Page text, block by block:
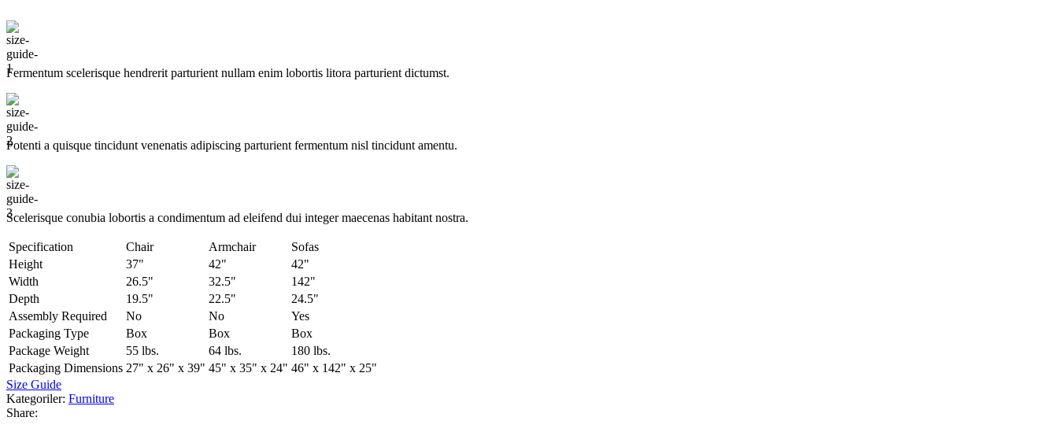
Fermentum scelerisque hendrerit parturient nullam enim lobortis litora parturient dictumst.
Potenti a quisque tincidunt venenatis adipiscing parturient fermentum nisl tinciduntamentu.
Scelerisque conubia lobortis a condimentum ad eleifend dui integer maecenas habitant nostra.
Specification Chair Armchair
Sofas
Height
37" 42"
42"
Width
26.5" 32.5"
142"
Depth
19.5" 22.5"
24.5"
Assembly Required
No No
Yes
Packaging Type
Box Box
Box
Package Weight
55 lbs. 64 lbs.
180 lbs.
Packaging Dimensions 27" x 26" x 39" 45" x 35" x 24" 46" x 142" x 25"
Size Guide
Kategoriler: Furniture
Share: